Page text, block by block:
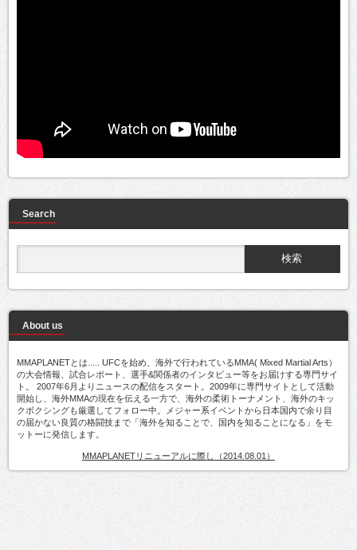
Search
About us
MMAPLANETとは..... UFCを始め、海外で行われているMMA( Mixed Martial Arts）
の大会情報、試合レポート、選手&関係者のインタビュー等をお届けする専門サイ
ト。 2007年6月よりニュースの配信をスタート。2009年に専門サイトとして活動
開始し、海外MMAの現在を伝える一方で、海外の柔術トーナメント、海外のキッ
クボクシングも厳選してフォロー中。メジャー系イベントから日本国内で余り目
の届かない良質の格闘技まで「海外を知ることで、国内を知ることになる」をモ
ットーに発信します。
MMAPLANETリニューアルに際し（2014.08.01）